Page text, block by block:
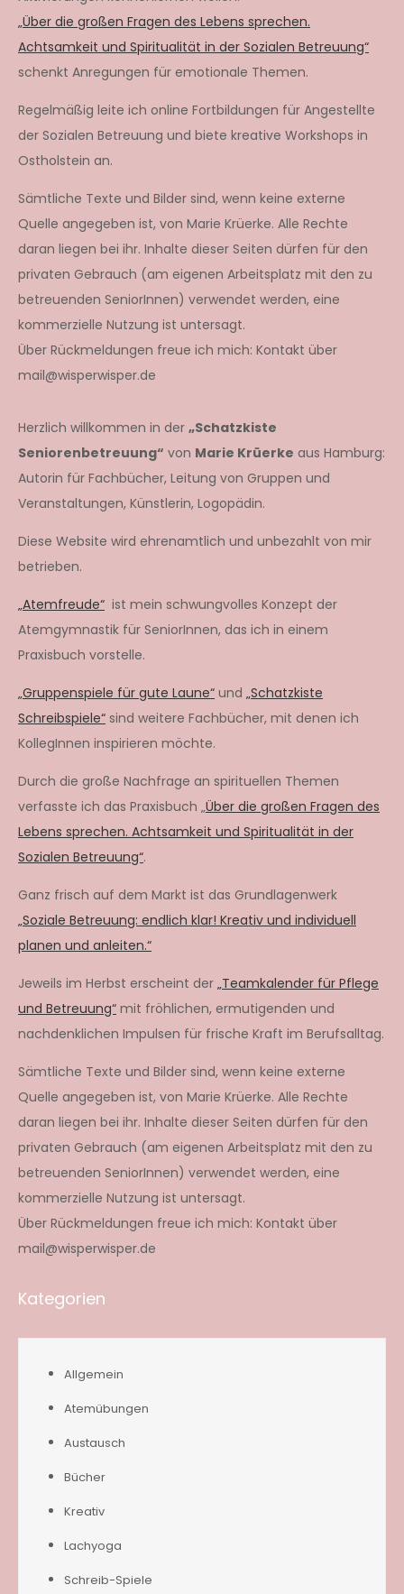
„Über die großen Fragen des Lebens sprechen.
Achtsamkeit und Spiritualität in der Sozialen Betreuung“
schenkt Anregungen für emotionale Themen.
Regelmäßig leite ich online Fortbildungen für Angestellte
der Sozialen Betreuung und biete kreative Workshops in
Ostholstein an.
Sämtliche Texte und Bilder sind, wenn keine externe
Quelle angegeben ist, von Marie Krüerke. Alle Rechte
daran liegen bei ihr. Inhalte dieser Seiten dürfen für den
privaten Gebrauch (am eigenen Arbeitsplatz mit den zu
betreuenden SeniorInnen) verwendet werden, eine
kommerzielle Nutzung ist untersagt.
Über Rückmeldungen freue ich mich: Kontakt über
mail@wisperwisper.de
Herzlich willkommen in der „Schatzkiste
Seniorenbetreuung“ von Marie Krüerke aus Hamburg:
Autorin für Fachbücher, Leitung von Gruppen und
Veranstaltungen, Künstlerin, Logopädin.
Diese Website wird ehrenamtlich und unbezahlt von mir
betrieben.
„Atemfreude“ ist mein schwungvolles Konzept der
Atemgymnastik für SeniorInnen, das ich in einem
Praxisbuch vorstelle.
„Gruppenspiele für gute Laune“ und „Schatzkiste
Schreibspiele“ sind weitere Fachbücher, mit denen ich
KollegInnen inspirieren möchte.
Durch die große Nachfrage an spirituellen Themen
verfasste ich das Praxisbuch „Über die großen Fragen des
Lebens sprechen. Achtsamkeit und Spiritualität in der
Sozialen Betreuung“.
Ganz frisch auf dem Markt ist das Grundlagenwerk
„Soziale Betreuung: endlich klar! Kreativ und individuell
planen und anleiten.“
Jeweils im Herbst erscheint der „Teamkalender für Pflege
und Betreuung“ mit fröhlichen, ermutigenden und
nachdenklichen Impulsen für frische Kraft im Berufsalltag.
Sämtliche Texte und Bilder sind, wenn keine externe
Quelle angegeben ist, von Marie Krüerke. Alle Rechte
daran liegen bei ihr. Inhalte dieser Seiten dürfen für den
privaten Gebrauch (am eigenen Arbeitsplatz mit den zu
betreuenden SeniorInnen) verwendet werden, eine
kommerzielle Nutzung ist untersagt.
Über Rückmeldungen freue ich mich: Kontakt über
mail@wisperwisper.de
Kategorien
Allgemein
Atemübungen
Austausch
Bücher
Kreativ
Lachyoga
Schreib-Spiele